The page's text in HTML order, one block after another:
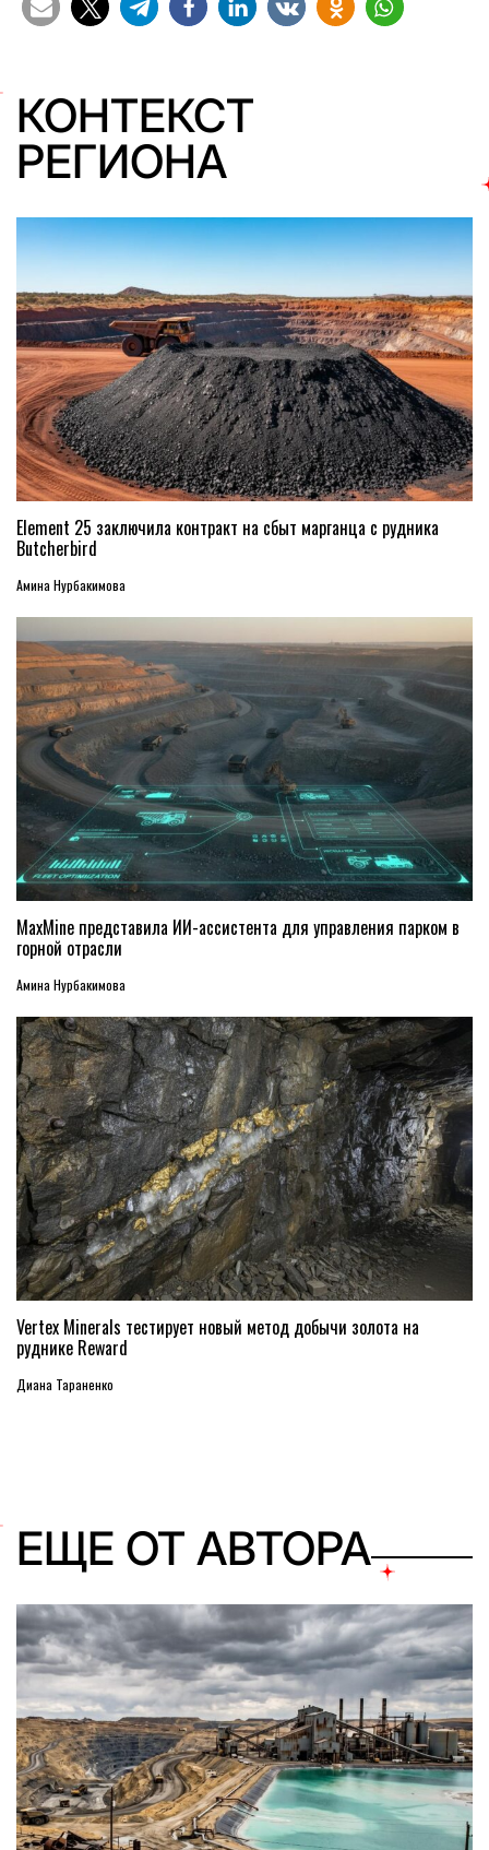
КОНТЕКСТ
РЕГИОНА
Element 25 заключила контракт на сбыт марганца с рудника
Butcherbird
Амина Нурбакимова
MaxMine представила ИИ-ассистента для управления парком в
горной отрасли
Амина Нурбакимова
Vertex Minerals тестирует новый метод добычи золота на
руднике Reward
Диана Тараненко
ЕЩЕ ОТ АВТОРА